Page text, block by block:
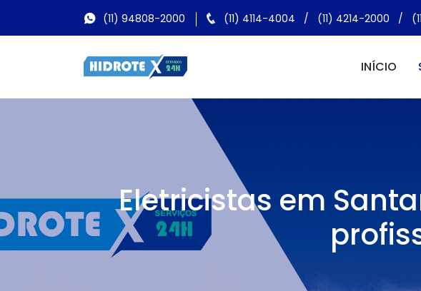
(11) 94808-2000 (11) 4114-4004 / (11) 4214-2000 /
INÍCIO
Eletricistas em